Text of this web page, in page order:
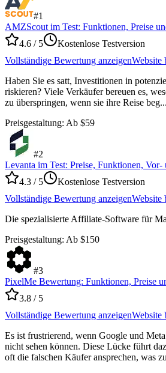
#1
AMZScout im Test: Funktionen, Preise
4.6 / 5
Kostenlose Testversion
Vollständige Bewertung anzeigenWebsite
Haben Sie es satt, Investitionen in
riskieren? Viele Verkäufer bereuen es,
zu überspringen, wenn sie ihre Reise beg...
Preisgestaltung: Ab $59
#2
Levanta im Test: Preise, Funktionen, Vor-
4.3 / 5
Kostenlose Testversion
Vollständige Bewertung anzeigenWebsite
Die spezialisierte Affiliate-Software für
Preisgestaltung: Ab $150
#3
PixelMe Bewertung: Funktionen, Preise
3.8 / 5
Vollständige Bewertung anzeigenWebsite
Es ist frustrierend, wenn Google und
nicht sehen können. Diese Lücke führt
oft die falschen Käufer ansprechen, was